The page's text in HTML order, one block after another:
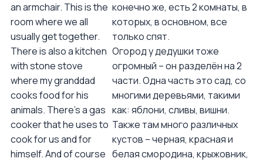
an armchair. This is the
room where we all
usually get together.
There is also a kitchen
with stone stove
where my granddad
cooks food for his
animals. There’s a gas
cooker that he uses to
cook for us and for
himself. And of course
конечно же, есть 2 комнаты, в
которых, в основном, все
только спят.
Огород у дедушки тоже
огромный – он разделён на 2
части. Одна часть это сад, со
многими деревьями, такими
как: яблони, сливы, вишни.
Также там много различных
кустов – черная, красная и
белая смородина, крыжовник,